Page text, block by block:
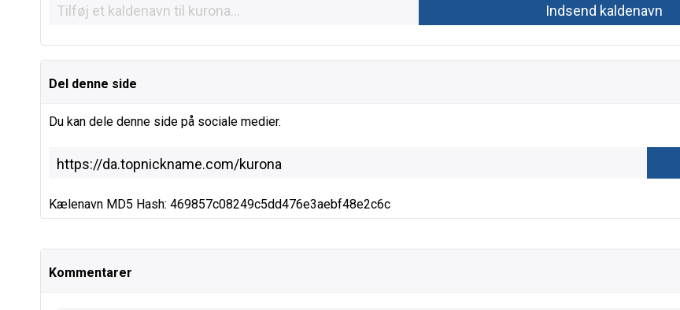
Del denne side
Du kan dele denne side på sociale medier.
Kælenavn MD5 Hash: 469857c08249c5dd476e3aebf48e2c6c
Kommentarer